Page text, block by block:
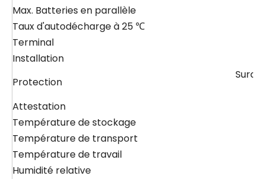
Max. Batteries en parallèle
Taux d'autodécharge à 25 ℃
Terminal
Installation
Protection
Attestation
Température de stockage
Température de transport
Température de travail
Humidité relative